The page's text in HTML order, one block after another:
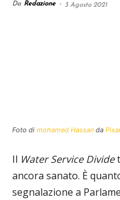
Da Redazione - 3 Agosto 2021
Foto di mohamed Hassan da
Il Water Service Divide
ancora sanato. È
segnalazione a